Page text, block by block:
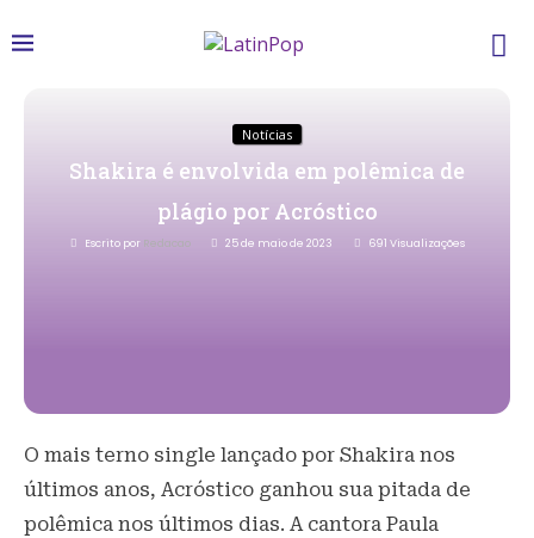
Notícias
Shakira é envolvida em polêmica de
plágio por Acróstico
Escrito por Redacao 25 de maio de 2023 691 Visualizações
O mais terno single lançado por Shakira nos
últimos anos, Acróstico ganhou sua pitada de
polêmica nos últimos dias. A cantora Paula